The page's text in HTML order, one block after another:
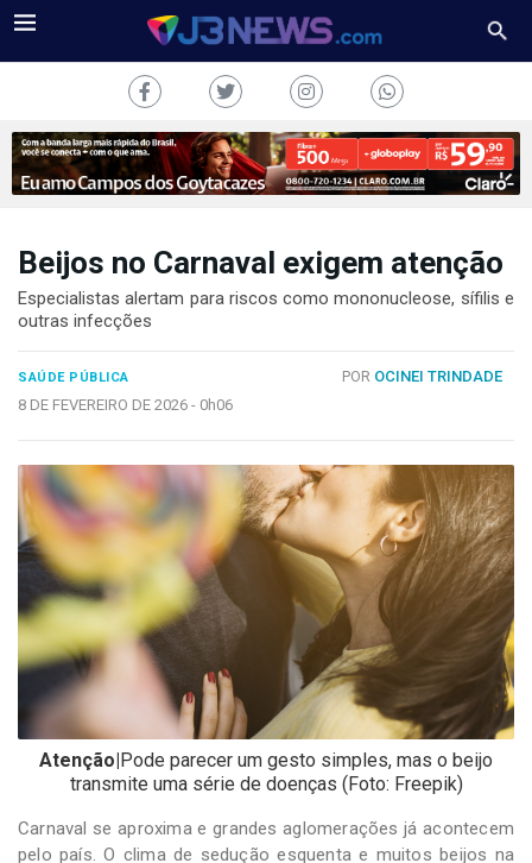
J3NEWS
TV
COLUNAS
Copyright
2024
Desenvolvido
Hesea
Tecnologia
Sistemas
Beijos no Carnaval exigem atenção
Especialistas alertam para riscos como mononucleose, sífilis e
outras infecções
SAÚDE PÚBLICA POR OCINEI TRINDADE
8 DE FEVEREIRO DE 2026 - 0h06
Atenção| Pode parecer um gesto simples, mas o beijo
transmite uma série de doenças (Foto: Freepik)
Carnaval se aproxima e grandes aglomerações já acontecem
pelo país. O clima de sedução esquenta e muitos beijos na